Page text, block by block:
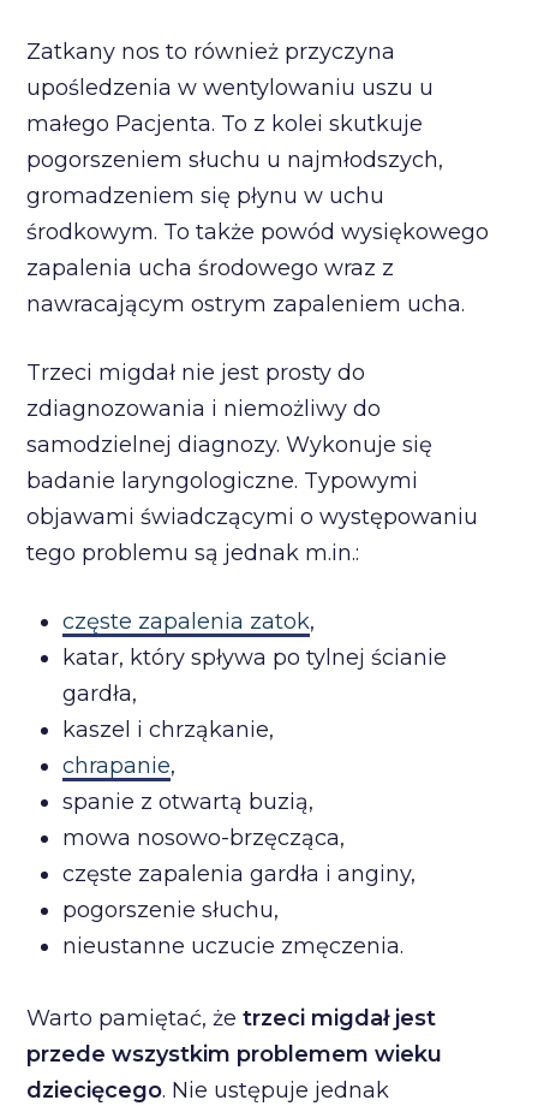
Zatkany nos to również przyczyna
upośledzenia w wentylowaniu uszu u
małego Pacjenta. To z kolei skutkuje
pogorszeniem słuchu u najmłodszych,
gromadzeniem się płynu w uchu
środkowym. To także powód wysiękowego
zapalenia ucha środowego wraz z
nawracającym ostrym zapaleniem ucha.
Trzeci migdał nie jest prosty do
zdiagnozowania i niemożliwy do
samodzielnej diagnozy. Wykonuje się
badanie laryngologiczne. Typowymi
objawami świadczącymi o występowaniu
tego problemu są jednak m.in.:
częste zapalenia zatok,
katar, który spływa po tylnej ścianie
gardła,
kaszel i chrząkanie,
chrapanie,
spanie z otwartą buzią,
mowa nosowo-brzęcząca,
częste zapalenia gardła i anginy,
pogorszenie słuchu,
nieustanne uczucie zmęczenia.
Warto pamiętać, żetrzeci migdał jest
przede wszystkim problemem wieku
dziecięcego. Nie ustępuje jednak